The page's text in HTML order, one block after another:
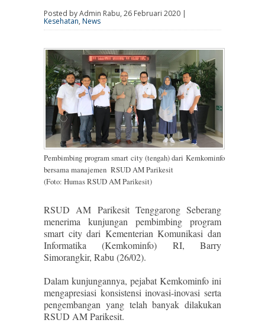
Posted by Admin Rabu, 26 Februari 2020 |
Kesehatan, News
Pembimbing program smart city (tengah) dari Kemkominfo
bersama manajemen RSUD AM Parikesit
(Foto: Humas RSUD AM Parikesit)
RSUD AM Parikesit Tenggarong Seberang
menerima kunjungan pembimbing program
smart city dari Kementerian Komunikasi dan
Informatika (Kemkominfo) RI, Barry
Simorangkir, Rabu (26/02).
Dalam kunjungannya, pejabat Kemkominfo ini
mengapresiasi konsistensi inovasi-inovasi serta
pengembangan yang telah banyak dilakukan
RSUD AM Parikesit.